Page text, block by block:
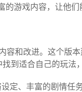
游戏内容，让他们
和改进。这个版
到适合自己的玩法
定、丰富的剧情